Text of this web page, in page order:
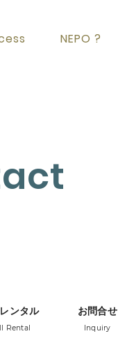
NEPO ?
ンタル
Rental
お問合せ
Inquiry